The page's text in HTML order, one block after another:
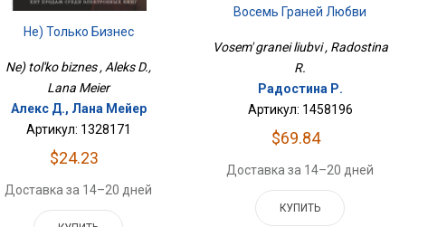
Не) Только Бизнес
Ne) tol'ko biznes , Aleks D.,
Lana Meier
Алекс Д., Лана Мейер
Артикул: 1328171
$24.23
Доставка за 14–20 дней
Восемь Граней Любви
Vosem' granei liubvi , Radostina
R.
Радостина Р.
Артикул: 1458196
$69.84
Доставка за 14–20 дней
КУПИТЬ